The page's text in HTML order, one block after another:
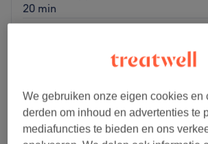
20 min
15 min
Kort overzicht salongegevens
We gebruiken onze eigen cookies en
derden om inhoud en advertenties te
mediafuncties te bieden en ons